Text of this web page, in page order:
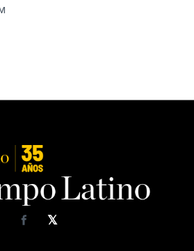
𝕏
Facebook